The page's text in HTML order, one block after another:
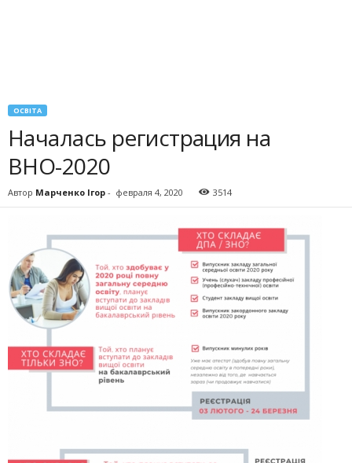
ОСВІТА
Началась регистрация на
ВНО-2020
Автор Марченко Ігор - февраля 4, 2020 3514